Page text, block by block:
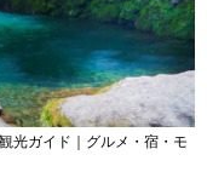
光ガイド｜グルメ・宿・モ